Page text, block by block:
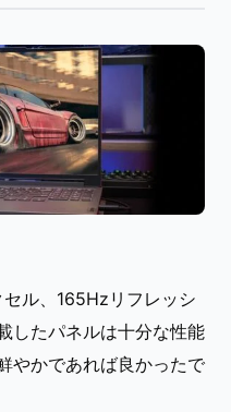
ル、165Hzリフレッシ
したパネルは十分な性能
やかであれば良かったで